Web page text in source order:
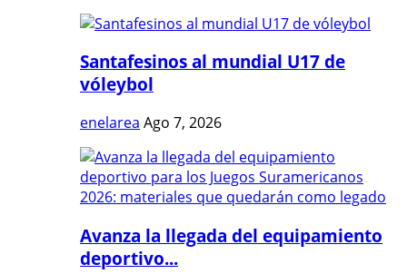
Santafesinos al mundial U17 de
vóleybol
enelarea Ago 7, 2026
Avanza la llegada del equipamiento
deportivo...